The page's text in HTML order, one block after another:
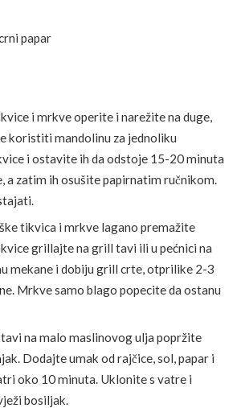
papar
i mrkve operite i narežite na duge,
koristiti mandolinu za jednoliku
i ostavite ih da odstoje 15-20 minuta
a zatim ih osušite papirnatim ručnikom.
tikvica i mrkve lagano premažite
grillajte na grill tavi ili u pećnici na
mekane i dobiju grill crte, otprilike 2-3
Mrkve samo blago popecite da ostanu
tavi na malo maslinovog ulja popržite
Dodajte umak od rajčice, sol, papar i
oko 10 minuta. Uklonite s vatre i
bosiljak.